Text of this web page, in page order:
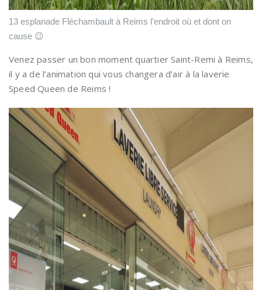
13 esplanade Fléchambault à Reims l’endroit où et dont on
cause 😉
Venez passer un bon moment quartier Saint-Remi à Reims,
il y a de l’animation qui vous changera d’air à la laverie
Speed Queen de Reims !